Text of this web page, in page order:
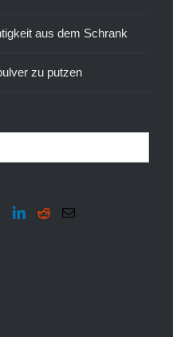
aus dem Schrank
zu putzen